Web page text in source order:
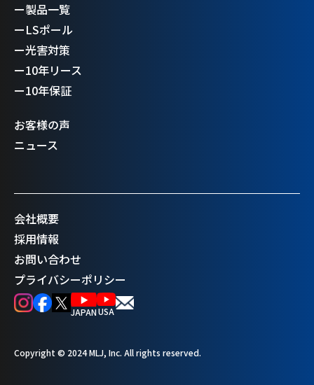
ー製品一覧
ーLSポール
ー光害対策
ー10年リース
ー10年保証
お客様の声
ニュース
会社概要
採用情報
お問い合わせ
プライバシーポリシー
JAPANUSA
Copyright © 2024 MLJ, Inc. All rights reserved.